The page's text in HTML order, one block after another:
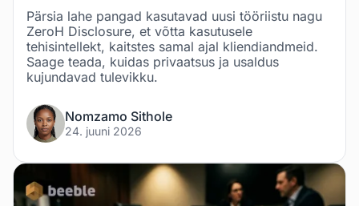
Pärsia lahe pangad kasutavad uusi tööriistu nagu
ZeroH Disclosure, et võtta kasutusele
tehisintellekt, kaitstes samal ajal kliendiandmeid.
Saage teada, kuidas privaatsus ja usaldus
kujundavad tulevikku.
Nomzamo Sithole
24. juuni 2026